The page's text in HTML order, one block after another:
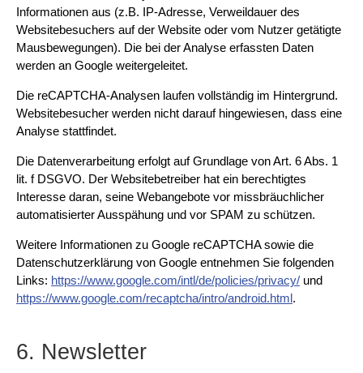
Informationen aus (z.B. IP-Adresse, Verweildauer des
Websitebesuchers auf der Website oder vom Nutzer getätigte
Mausbewegungen). Die bei der Analyse erfassten Daten
werden an Google weitergeleitet.
Die reCAPTCHA-Analysen laufen vollständig im Hintergrund.
Websitebesucher werden nicht darauf hingewiesen, dass eine
Analyse stattfindet.
Die Datenverarbeitung erfolgt auf Grundlage von Art. 6 Abs. 1
lit. f DSGVO. Der Websitebetreiber hat ein berechtigtes
Interesse daran, seine Webangebote vor missbräuchlicher
automatisierter Ausspähung und vor SPAM zu schützen.
Weitere Informationen zu Google reCAPTCHA sowie die
Datenschutzerklärung von Google entnehmen Sie folgenden
Links: https://www.google.com/intl/de/policies/privacy/und
https://www.google.com/recaptcha/intro/android.html .
6. Newsletter